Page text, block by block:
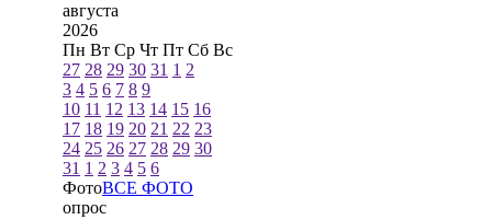
августа
2026
Пн Вт Ср Чт Пт Сб Вс
27 28 29 30 31 1 2
3 4 5 6 7 8 9
10 11 12 13 14 15 16
17 18 19 20 21 22 23
24 25 26 27 28 29 30
31 1 2 3 4 5 6
ФотоВСЕ ФОТО
опрос